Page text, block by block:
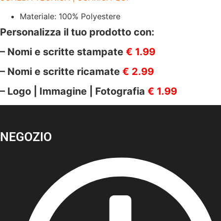
Materiale: 100% Polyestere
Personalizza il tuo prodotto con:
– Nomi e scritte stampate € 1.99
– Nomi e scritte ricamate € 2.99
– Logo | Immagine | Fotografia € 1.99
NEGOZIO